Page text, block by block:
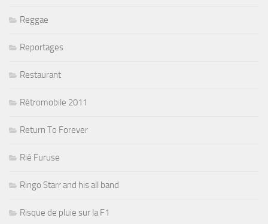
Reggae
Reportages
Restaurant
Rétromobile 2011
Return To Forever
Rié Furuse
Ringo Starr and his all band
Risque de pluie sur la F1